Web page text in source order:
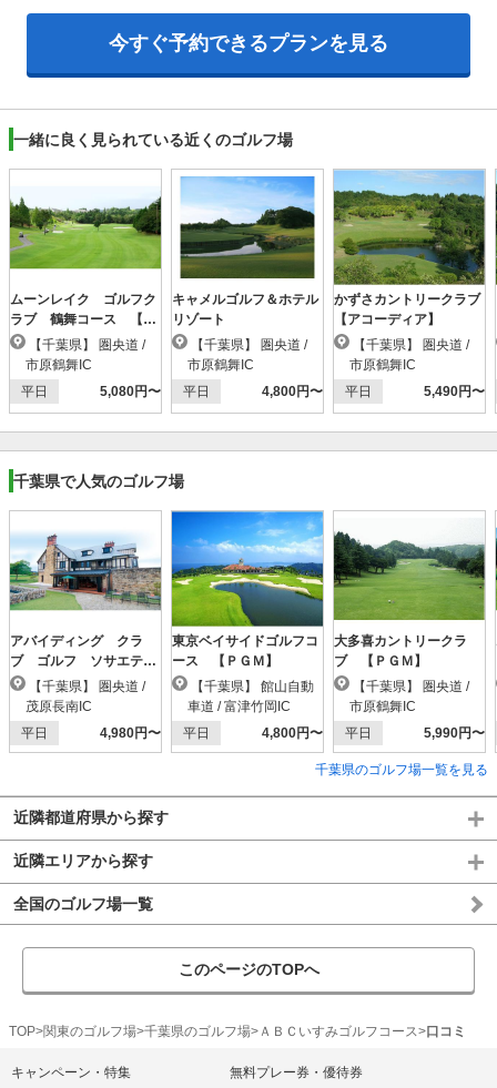
今すぐ予約できるプランを見る
一緒に良く見られている近くのゴルフ場
ムーンレイク ゴルフク
ラブ 鶴舞コース 【Ｐ
ＧＭ】
市原鶴舞IC
平日
5,080円〜
キャメルゴルフ＆ホテル
リゾート
市原鶴舞IC
平日
4,800円〜
かずさカントリークラブ
【アコーディア】
市原鶴舞IC
平日
5,490円〜
千葉県で人気のゴルフ場
アバイディング クラ
ブ ゴルフ ソサエテ
ィ 【ＰＧＭ】
茂原長南IC
平日
4,980円〜
東京ベイサイドゴルフコ
ース 【ＰＧＭ】
車道 / 富津竹岡IC
平日
4,800円〜
大多喜カントリークラ
ブ 【ＰＧＭ】
市原鶴舞IC
平日
5,990円〜
千葉県のゴルフ場一覧を見る
近隣都道府県から探す
近隣エリアから探す
全国のゴルフ場一覧
このページのTOPへ
TOP 関東のゴルフ場 千葉県のゴルフ場 ＡＢＣいすみゴルフコース 口コミ
キャンペーン・特集 無料プレー券・優待券